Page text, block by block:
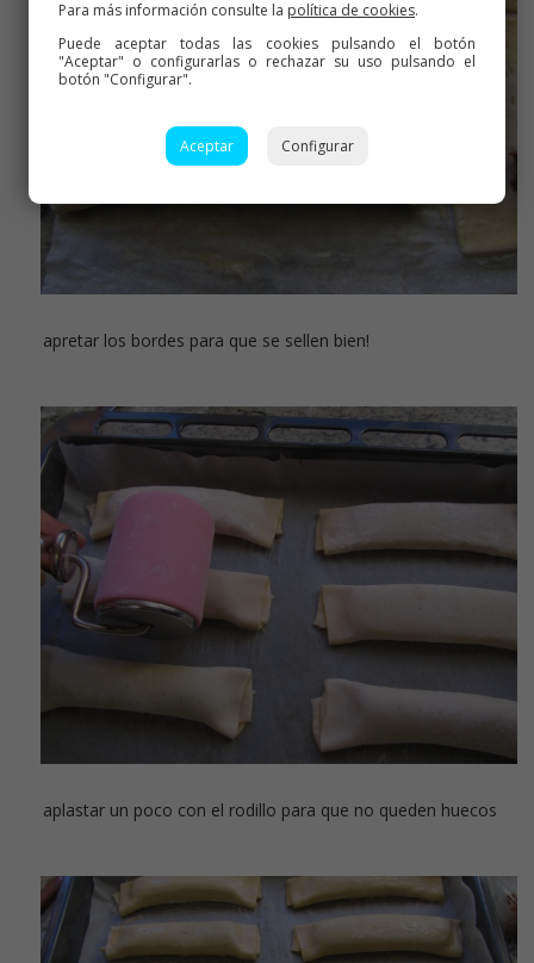
apretar los bordes para que se sellen bien!
aplastar un poco con el rodillo para que no queden huecos
Para más información consulte la política de cookies.
Puede aceptar todas las cookies pulsando el botón
"Aceptar" o configurarlas o rechazar su uso pulsando el
botón "Configurar".
Aceptar Configurar